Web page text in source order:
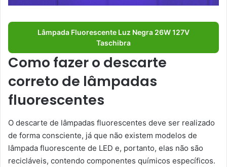
Lâmpada Fluorescente Luz Negra 26W 127V
Taschibra
Como fazer o descarte
correto de lâmpadas
fluorescentes
O descarte de lâmpadas fluorescentes deve ser realizado
de forma consciente, já que não existem modelos de
lâmpada fluorescente de LED e, portanto, elas não são
recicláveis, contendo componentes químicos específicos.